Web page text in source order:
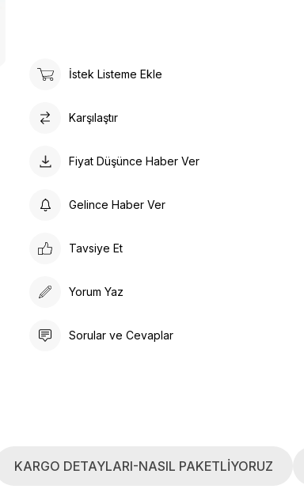
İstek Listeme Ekle
Karşılaştır
Fiyat Düşünce Haber Ver
Gelince Haber Ver
Tavsiye Et
Yorum Yaz
Sorular ve Cevaplar
KARGO DETAYLARI-NASIL PAKETLİYORUZ